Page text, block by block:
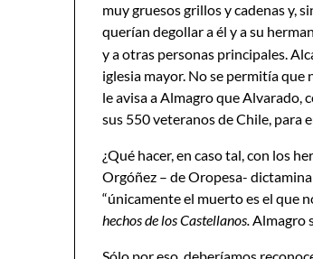
muy gruesos grillos y cadenas y,
querían degollar a él y a su
y a otras personas principales.
iglesia mayor. No se permitía que
le avisa a Almagro que Alvarado,
sus 550 veteranos de Chile, para
¿Qué hacer, en caso tal, con los
Orgóñez – de Oropesa-
“únicamente el muerto es el que
hechos de los Castellanos.Almagro